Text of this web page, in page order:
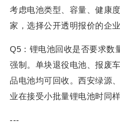
考虑电池类型、容量、健康
家，选择公开透明报价的企业
Q5：锂电池回收是否要求数
强制。单块退役电池、报废
品电池均可回收。西安绿源
业在接受小批量锂电池时同
---